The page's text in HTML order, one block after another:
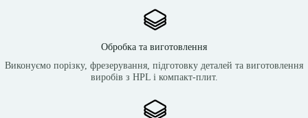
Обробка та виготовлення
Виконуємо порізку, фрезерування, підготовку деталей та виготовлення
виробів з HPL і компакт-плит.